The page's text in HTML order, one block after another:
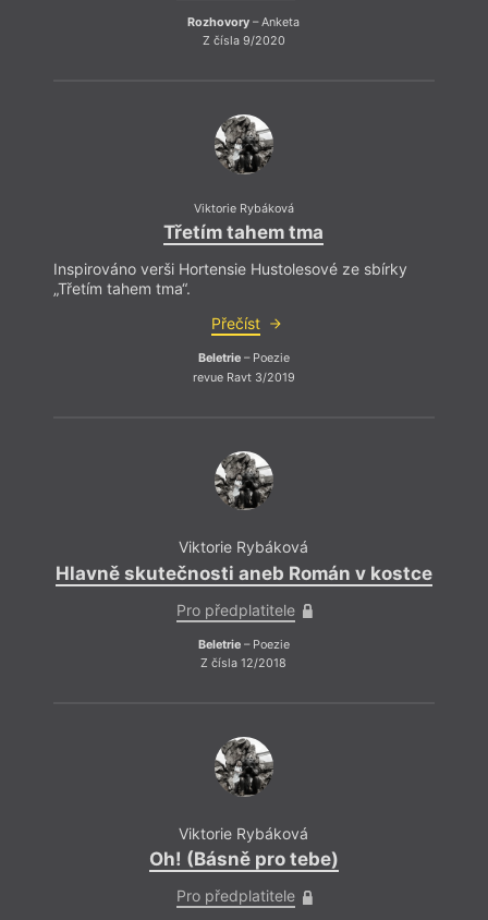
Rozhovory – Anketa
Z čísla 9/2020
Viktorie Rybáková
Třetím tahem tma
Inspirováno verši Hortensie Hustolesové ze sbírky
„Třetím tahem tma“.
Přečíst
Beletrie– Poezie
revue Ravt 3/2019
Viktorie Rybáková
Hlavně skutečnosti aneb Román v kostce
Pro předplatitele
Beletrie– Poezie
Z čísla 12/2018
Viktorie Rybáková
Oh! (Básně pro tebe)
Pro předplatitele